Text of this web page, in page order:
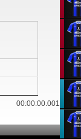
00:00:00.001